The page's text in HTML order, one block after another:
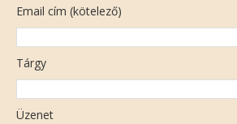
Email cím (kötelező)
Tárgy
Üzenet